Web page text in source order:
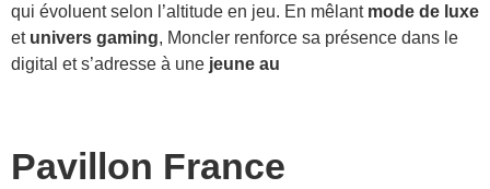
qui évoluent selon l’altitude en jeu. En mêlant mode de luxe
et univers gaming, Moncler renforce sa présence dans le
digital et s’adresse à une jeune au
Pavillon France